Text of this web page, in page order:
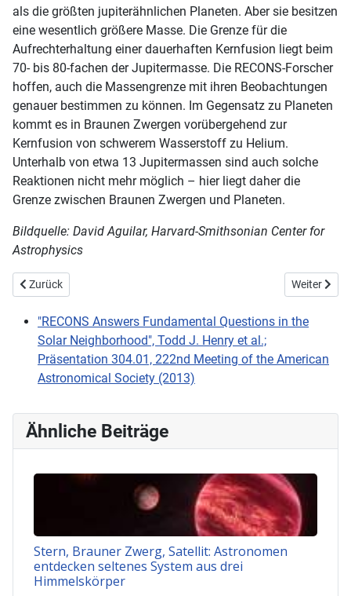
als die größten jupiterähnlichen Planeten. Aber sie besitzen
eine wesentlich größere Masse. Die Grenze für die
Aufrechterhaltung einer dauerhaften Kernfusion liegt beim
70- bis 80-fachen der Jupitermasse. Die RECONS-Forscher
hoffen, auch die Massengrenze mit ihren Beobachtungen
genauer bestimmen zu können. Im Gegensatz zu Planeten
kommt es in Braunen Zwergen vorübergehend zur
Kernfusion von schwerem Wasserstoff zu Helium.
Unterhalb von etwa 13 Jupitermassen sind auch solche
Reaktionen nicht mehr möglich – hier liegt daher die
Grenze zwischen Braunen Zwergen und Planeten.
Bildquelle: David Aguilar, Harvard-Smithsonian Center for
Astrophysics
Vorheriger Beitrag: Sonnenkorona: Kometen als Mess-Sonden
Zurück Nächster
Weiter
"RECONS Answers Fundamental Questions in the
Solar Neighborhood", Todd J. Henry et al.;
Präsentation 304.01, 222nd Meeting of the American
Astronomical Society (2013)
Ähnliche Beiträge
Stern, Brauner Zwerg, Satellit: Astronomen
entdecken seltenes System aus drei
Himmelskörper